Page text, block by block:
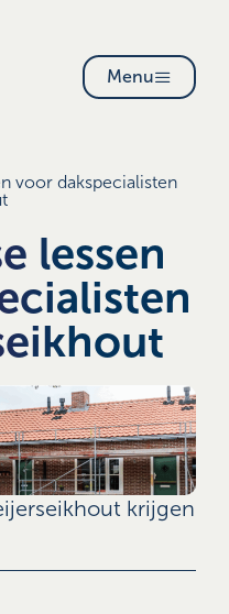
Menu
voor dakspecialisten
lessen
krijgen